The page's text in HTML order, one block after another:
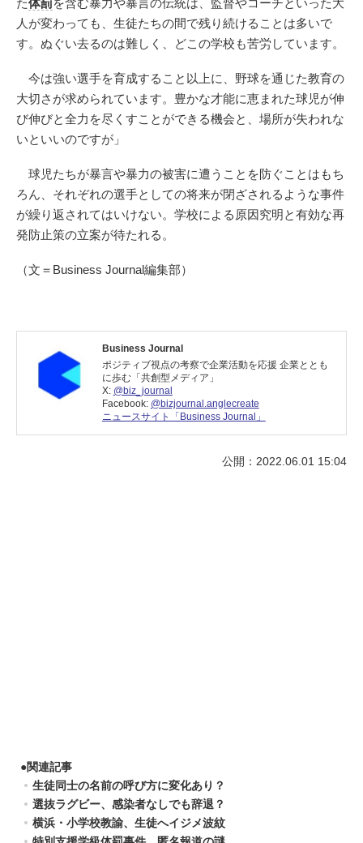
人が変わっても、生徒たちの間で残り続けることは多いで
す。ぬぐい去るのは難しく、どこの学校も苦労しています。
今は強い選手を育成すること以上に、野球を通じた教育の
大切さが求められています。豊かな才能に恵まれた球児が伸
び伸びと全力を尽くすことができる機会と、場所が失われな
いといいのですが」
球児たちが暴言や暴力の被害に遭うことを防ぐことはもち
ろん、それぞれの選手としての将来が閉ざされるような事件
が繰り返されてはいけない。学校による原因究明と有効な再
発防止策の立案が待たれる。
（文＝Business Journal編集部）
Business Journal
ポジティブ視点の考察で企業活動を応援 企業ととも
に歩む「共創型メディア」
X: @biz_journal
Facebook: @bizjournal.anglecreate
ニュースサイト「Business Journal」
公開：2022.06.01 15:04
●関連記事
生徒同士の名前の呼び方に変化あり？
選抜ラグビー、感染者なしでも辞退？
横浜・小学校教諭、生徒へイジメ波紋